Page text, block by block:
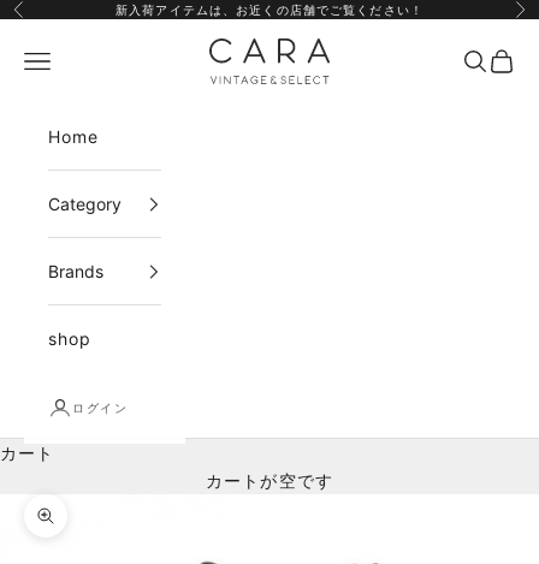
コンテンツへスキップ
前へ 新入荷アイテムは、 お近くの店舗でご覧ください！ 次
CARA vintage&select
メニュー 検索カー
Home
Category
Brands
shop
ログイン
カート
カートが空です
ズームイン